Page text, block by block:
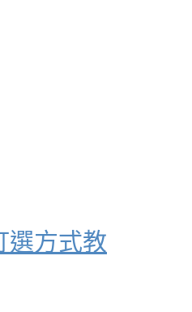
選方式教